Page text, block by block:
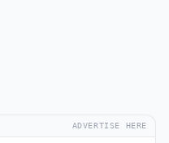
ADVERTISE HERE